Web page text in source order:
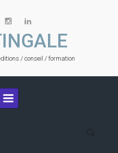
/ conseil / formation